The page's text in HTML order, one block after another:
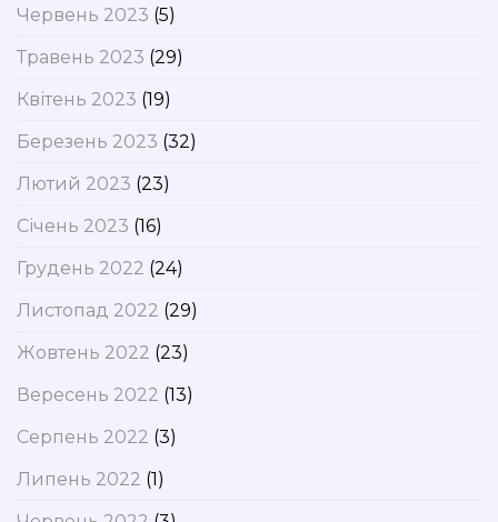
Червень 2023 (5)
Травень 2023 (29)
Квітень 2023 (19)
Березень 2023 (32)
Лютий 2023 (23)
Січень 2023 (16)
Грудень 2022 (24)
Листопад 2022 (29)
Жовтень 2022 (23)
Вересень 2022 (13)
Серпень 2022 (3)
Липень 2022 (1)